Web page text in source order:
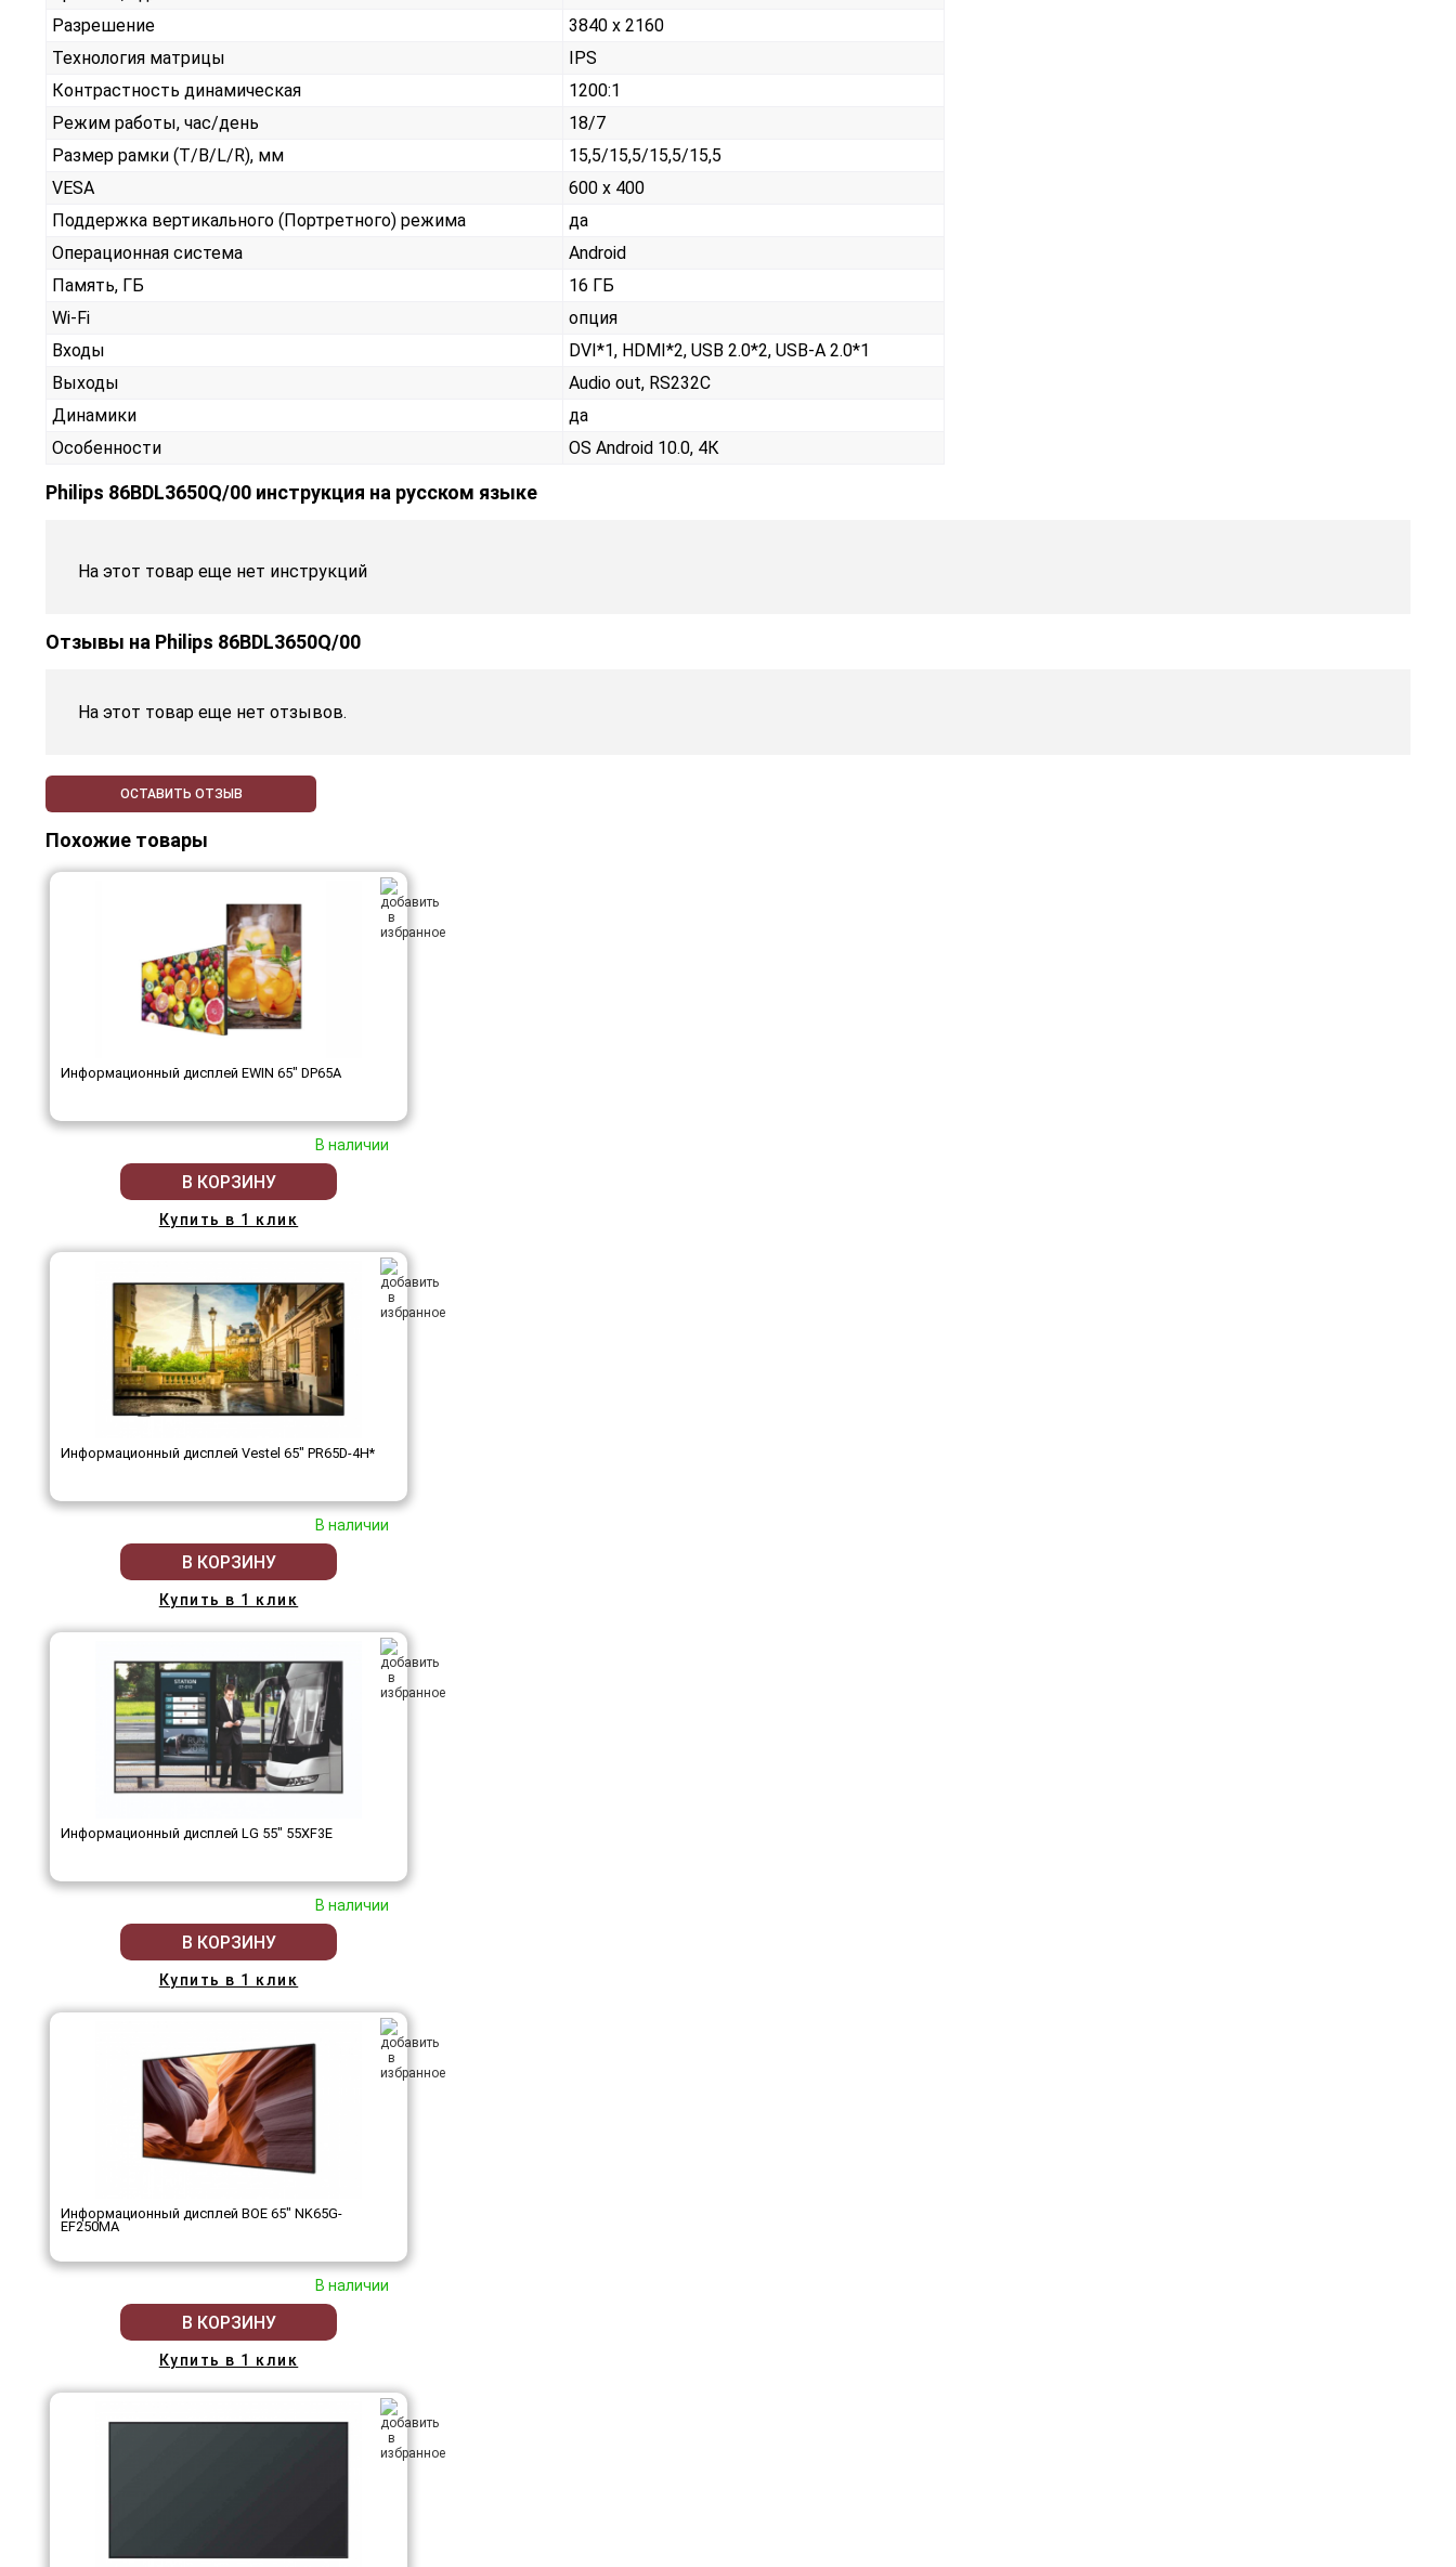
Разрешение
3840 x 2160
Технология матрицы
IPS
Контрастность динамическая
1200:1
Режим работы, час/день
18/7
Размер рамки (T/B/L/R), мм
15,5/15,5/15,5/15,5
VESA
600 x 400
Поддержка вертикального (Портретного) режима
да
Операционная система
Android
Память, ГБ
16 ГБ
Wi-Fi
опция
Входы
DVI*1, HDMI*2, USB 2.0*2, USB-A 2.0*1
Выходы
Audio out, RS232С
Динамики
да
Особенности
OS Android 10.0, 4К
Philips 86BDL3650Q/00 инструкция на русском языке
На этот товар еще нет инструкций
Отзывы на Philips 86BDL3650Q/00
На этот товар еще нет отзывов.
ОСТАВИТЬ ОТЗЫВ
Похожие товары
Информационный дисплей EWIN 65" DP65A
В наличии
В КОРЗИНУ
Купить в 1 клик
Информационный дисплей Vestel 65" PR65D-4H*
В наличии
В КОРЗИНУ
Купить в 1 клик
Информационный дисплей LG 55" 55XF3E
В наличии
В КОРЗИНУ
Купить в 1 клик
Информационный дисплей BOE 65" NK65G-
EF250MA
В наличии
В КОРЗИНУ
Купить в 1 клик